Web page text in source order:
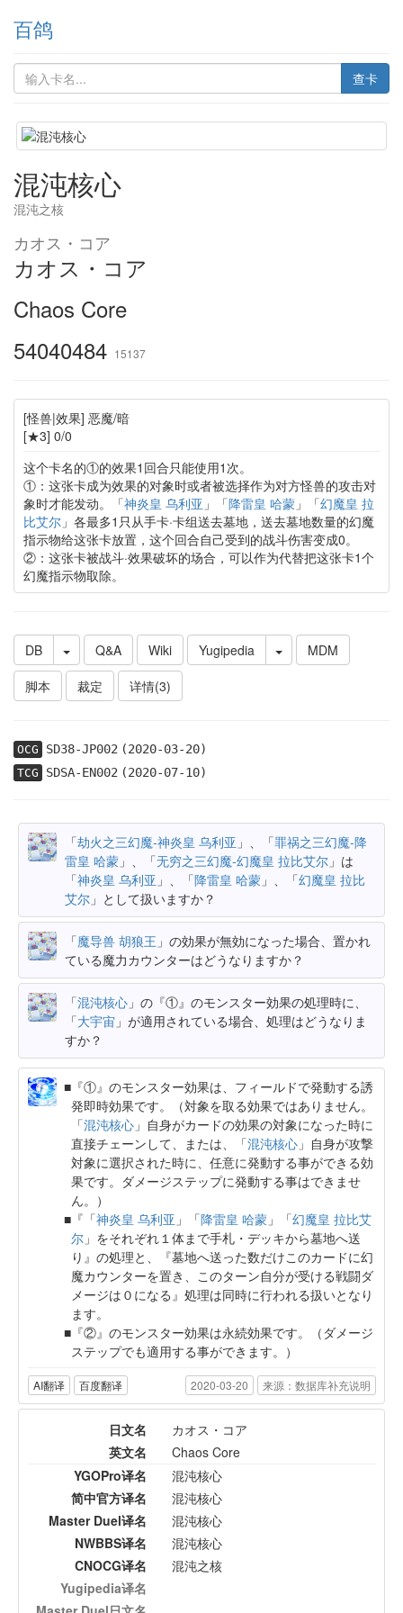
百鸽
查卡
混沌核心
混沌之核
カオス・コア
カオス・コア
Chaos Core
54040484 15137
[怪兽|效果] 恶魔/暗
[★3] 0/0
这个卡名的①的效果1回合只能使用1次。
①：这张卡成为效果的对象时或者被选择作为对方怪兽的攻击对
象时才能发动。「神炎皇 乌利亚 」「降雷皇 哈蒙」「幻魔皇 拉
比艾尔」各最多1只从手卡·卡组送去墓地，送去墓地数量的幻魔
指示物给这张卡放置，这个回合自己受到的战斗伤害变成0。
②：这张卡被战斗·效果破坏的场合，可以作为代替把这张卡1个
幻魔指示物取除。
DB Q&A Wiki Yugipedia
MDM
脚本
裁定 详情(3)
OCG SD38-JP002(2020-03-20)
TCG SDSA-EN002(2020-07-10)
「劫火之三幻魔-神炎皇 乌利亚 」、「罪祸之三幻魔-降
雷皇 哈蒙 」、「无穷之三幻魔-幻魔皇 拉比艾尔 」は
「神炎皇 乌利亚 」、「降雷皇 哈蒙 」、「幻魔皇 拉比
艾尔 」として扱いますか？
「魔导兽 胡狼王 」の効果が無効になった場合、置かれ
ている魔力カウンターはどうなりますか？
「混沌核心 」の『①』のモンスター効果の処理時に、
「大宇宙 」が適用されている場合、処理はどうなりま
すか？
『①』のモンスター効果は、フィールドで発動する誘
発即時効果です。（対象を取る効果ではありません。
「混沌核心 」自身がカードの効果の対象になった時に
直接チェーンして、または、「混沌核心 」自身が攻撃
対象に選択された時に、任意に発動する事ができる効
果です。ダメージステップに発動する事はできませ
ん。）
『「神炎皇 乌利亚 」「降雷皇 哈蒙 」「幻魔皇 拉比艾
尔 」をそれぞれ１体まで手札・デッキから墓地へ送
り』の処理と、『墓地へ送った数だけこのカードに幻
魔カウンターを置き、このターン自分が受ける戦闘ダ
メージは０になる』処理は同時に行われる扱いとなり
ます。
『②』のモンスター効果は永続効果です。（ダメージ
ステップでも適用する事ができます。）
AI翻译 百度翻译 2020-03-20 来源：数据库补充说明
日文名
カオス・コア
英文名
Chaos Core
YGOPro译名
混沌核心
简中官方译名
混沌核心
Master Duel译名
混沌核心
NWBBS译名
混沌核心
CNOCG译名
混沌之核
Yugipedia译名